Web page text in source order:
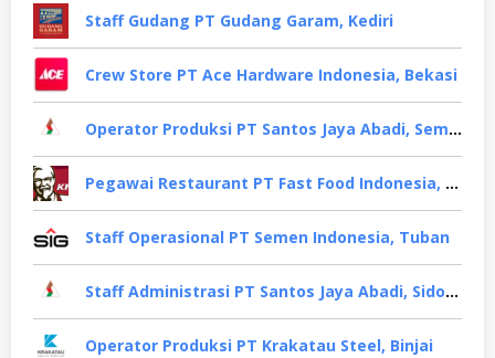
Staff Gudang PT Gudang Garam, Kediri
Crew Store PT Ace Hardware Indonesia, Bekasi
Operator Produksi PT Santos Jaya Abadi, Semarang
Pegawai Restaurant PT Fast Food Indonesia, Surabaya
Staff Operasional PT Semen Indonesia, Tuban
Staff Administrasi PT Santos Jaya Abadi, Sidoarjo
Operator Produksi PT Krakatau Steel, Binjai